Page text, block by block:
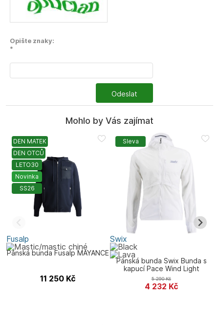
Opište znaky:
*
Odeslat
Mohlo by Vás zajímat
DEN MATEK
DEN OTCŮ
LETO30
Novinka
SS26
Fusalp
Pánská bunda Fusalp MAYANCE
11 250 Kč
Sleva
Swix
Pánská bunda Swix Bunda s
kapucí Pace Wind Light
4 232 Kč
5 290Kč